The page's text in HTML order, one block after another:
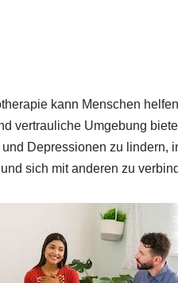
kann Menschen
vertrauliche Umgebung
und Depressionen zu lindern,
sich mit anderen zu